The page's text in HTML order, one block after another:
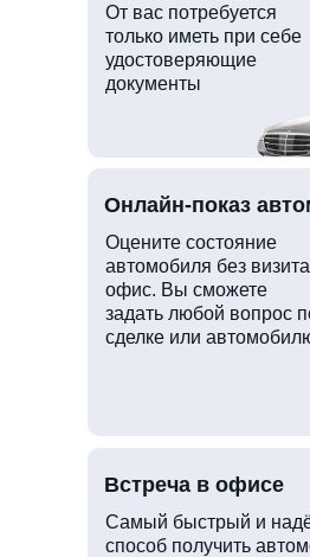
От вас потребуется
только иметь при себе
удостоверяющие
документы
Оцените состояние
автомобиля без
офис. Вы сможете
задать любой вопрос
сделке или
Самый быстрый и
способ получить
Онлайн-показ
Встреча в офисе